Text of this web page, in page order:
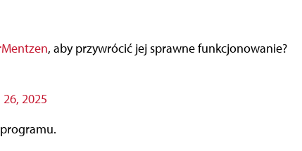
, aby przywrócić jej sprawne funkcjonowanie?
2025